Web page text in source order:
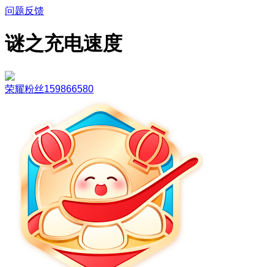
问题反馈
谜之充电速度
荣耀粉丝159866580